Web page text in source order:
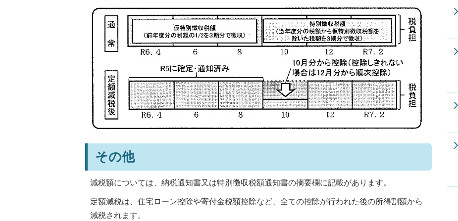
その他
減税額については、納税通知書又は特別徴収税額通知書の摘要欄に記載があります。
定額減税は、住宅ローン控除や寄付金税額控除など、全ての控除が行われた後の所得割額から
減税されます。